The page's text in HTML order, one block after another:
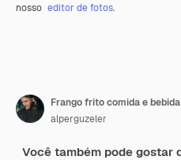
nosso editor de fotos.
alperguzeler
Você também pode gostar